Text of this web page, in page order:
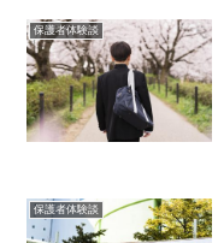
保護者体験談
保護者体験談